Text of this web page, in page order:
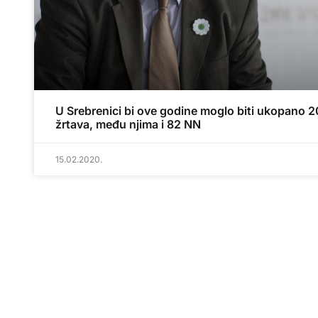
U Srebrenici bi ove godine moglo biti ukopano
žrtava, među njima i 82 NN
15.02.2020.